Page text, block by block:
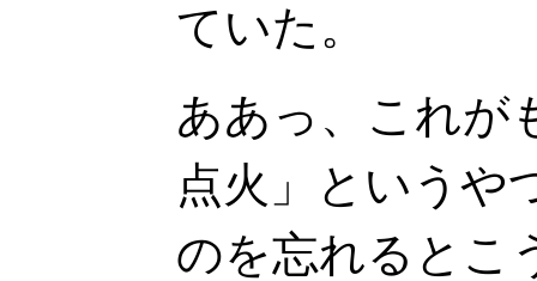
ていた。
ああっ、これが
点火」というや
のを忘れるとこ